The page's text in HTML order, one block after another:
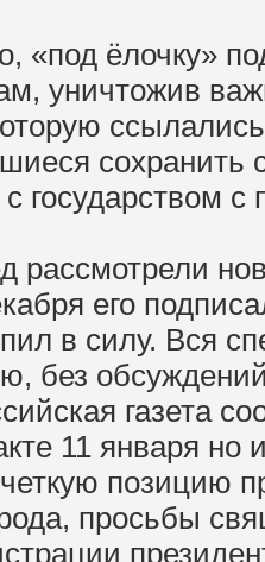
«под ёлочку»
уничтожив
сохранить
с государством
его
в силу. Вся
без
газета
11 января но
позицию
просьбы